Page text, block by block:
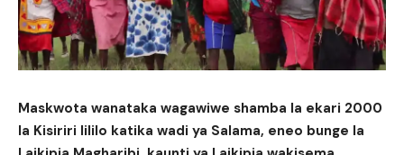
Maskwota wanataka wagawiwe shamba la ekari 2000
la Kisiriri lililo katika wadi ya Salama, eneo bunge la